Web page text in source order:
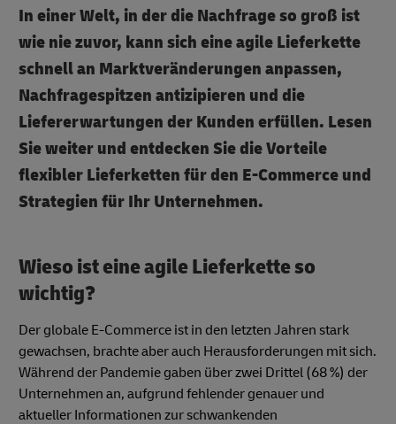
In einer Welt, in der die Nachfrage so groß ist
wie nie zuvor, kann sich eine agile Lieferkette
schnell an Marktveränderungen anpassen,
Nachfragespitzen antizipieren und die
Liefererwartungen der Kunden erfüllen. Lesen
Sie weiter und entdecken Sie die Vorteile
flexibler Lieferketten für den E-Commerce und
Strategien für Ihr Unternehmen.
Wieso ist eine agile Lieferkette so
wichtig?
Der globale E-Commerce ist in den letzten Jahren stark
gewachsen, brachte aber auch Herausforderungen mit sich.
Während der Pandemie gaben über zwei Drittel (68 %) der
Unternehmen an, aufgrund fehlender genauer und
aktueller Informationen zur schwankenden